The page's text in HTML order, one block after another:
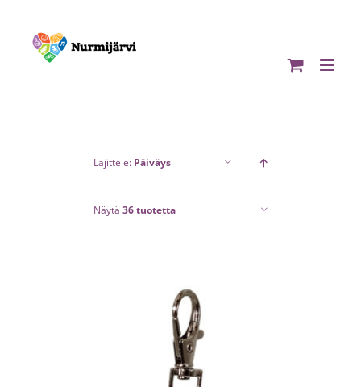
content
Lajittele: Päiväys
Näytä 36 tuotetta